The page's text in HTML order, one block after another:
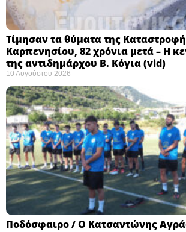
Τίμησαν τα θύματα της
Καρπενησίου, 82 χρόνια μετά – Η
της αντιδημάρχου Β. Κόγια (vid)
10 Αυγούστου 2026
Ποδόσφαιρο / Ο Κατσαντώνης